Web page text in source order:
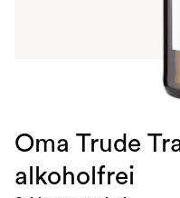
Oma Trude
alkoholfrei